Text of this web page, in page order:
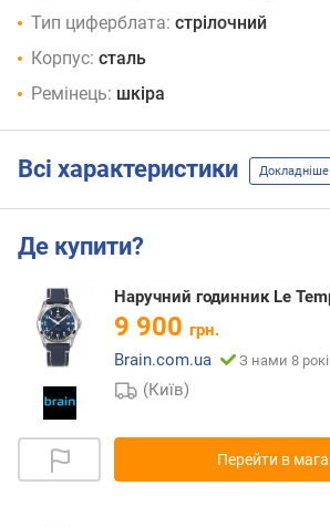
Тип циферблата: стрілочний
Корпус: сталь
Ремінець: шкіра
Всі характеристики Докладніше
Де купити?
Наручний годинник Le
9 900 грн.
Brain.com.ua
З нами 8
(Київ)
Перейти в